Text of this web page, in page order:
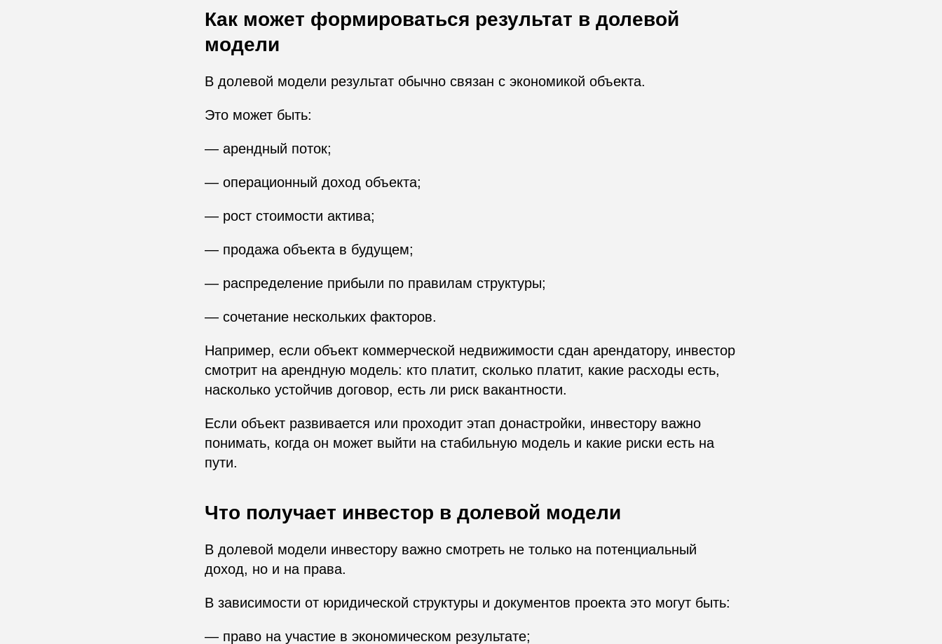
Как может формироваться результат в долевой
модели
В долевой модели результат обычно связан с экономикой объекта.
Это может быть:
— арендный поток;
— операционный доход объекта;
— рост стоимости актива;
— продажа объекта в будущем;
— распределение прибыли по правилам структуры;
— сочетание нескольких факторов.
Например, если объект коммерческой недвижимости сдан арендатору, инвестор
смотрит на арендную модель: кто платит, сколько платит, какие расходы есть,
насколько устойчив договор, есть ли риск вакантности.
Если объект развивается или проходит этап донастройки, инвестору важно
понимать, когда он может выйти на стабильную модель и какие риски есть на
пути.
Что получает инвестор в долевой модели
В долевой модели инвестору важно смотреть не только на потенциальный
доход, но и на права.
В зависимости от юридической структуры и документов проекта это могут быть:
— право на участие в экономическом результате;